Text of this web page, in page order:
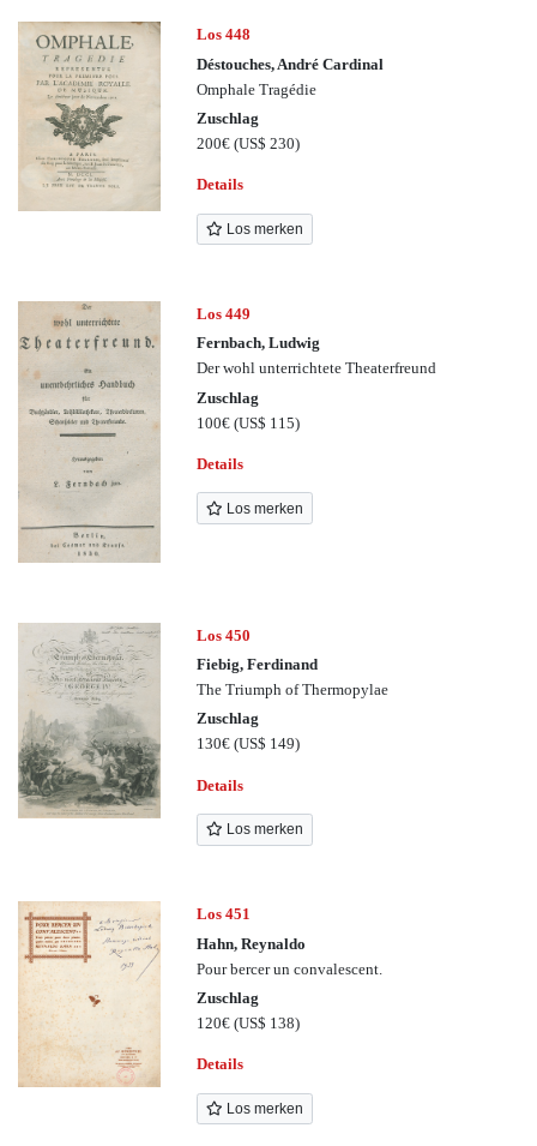
Los 448
Déstouches, André Cardinal
Omphale Tragédie
Zuschlag
200€(US$ 230)
Details
Los merken
Los 449
Fernbach, Ludwig
Der wohl unterrichtete Theaterfreund
Zuschlag
100€(US$ 115)
Details
Los merken
Los 450
Fiebig, Ferdinand
The Triumph of Thermopylae
Zuschlag
130€(US$ 149)
Details
Los merken
Los 451
Hahn, Reynaldo
Pour bercer un convalescent.
Zuschlag
120€(US$ 138)
Details
Los merken